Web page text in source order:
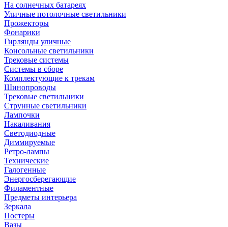
На солнечных батареях
Уличные потолочные светильники
Прожекторы
Фонарики
Гирлянды уличные
Консольные светильники
Трековые системы
Системы в сборе
Комплектующие к трекам
Шинопроводы
Трековые светильники
Струнные светильники
Лампочки
Накаливания
Светодиодные
Диммируемые
Ретро-лампы
Технические
Галогенные
Энергосберегающие
Филаментные
Предметы интерьера
Зеркала
Постеры
Вазы